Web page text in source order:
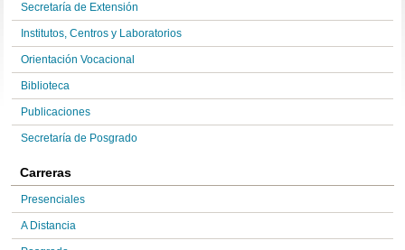
Secretaría de Extensión
Institutos, Centros y Laboratorios
Orientación Vocacional
Biblioteca
Publicaciones
Secretaría de Posgrado
Carreras
Presenciales
A Distancia